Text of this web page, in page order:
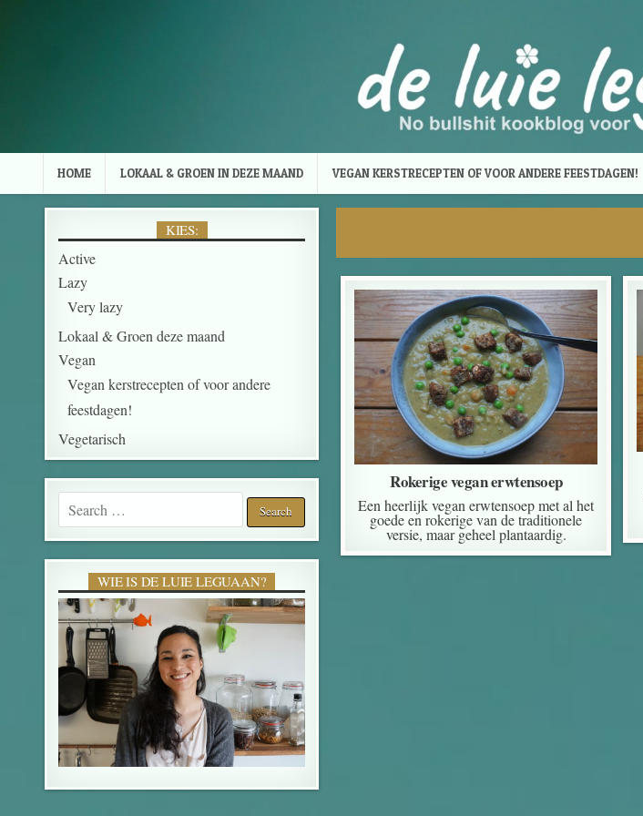
HOME LOKAAL & GROEN IN DEZE MAAND VEGAN KERSTRECEPTEN OF VOOR ANDERE FEESTDAGEN!
Rokerige vegan erwtensoep
Een heerlijk vegan erwtensoep met al het
goede en rokerige van de traditionele
versie, maar geheel plantaardig.
KIES:
Active
Lazy
Very lazy
Lokaal & Groen deze maand
Vegan
Vegan kerstrecepten of voor andere
feestdagen!
Vegetarisch
Search for:
WIE IS DE LUIE LEGUAAN?